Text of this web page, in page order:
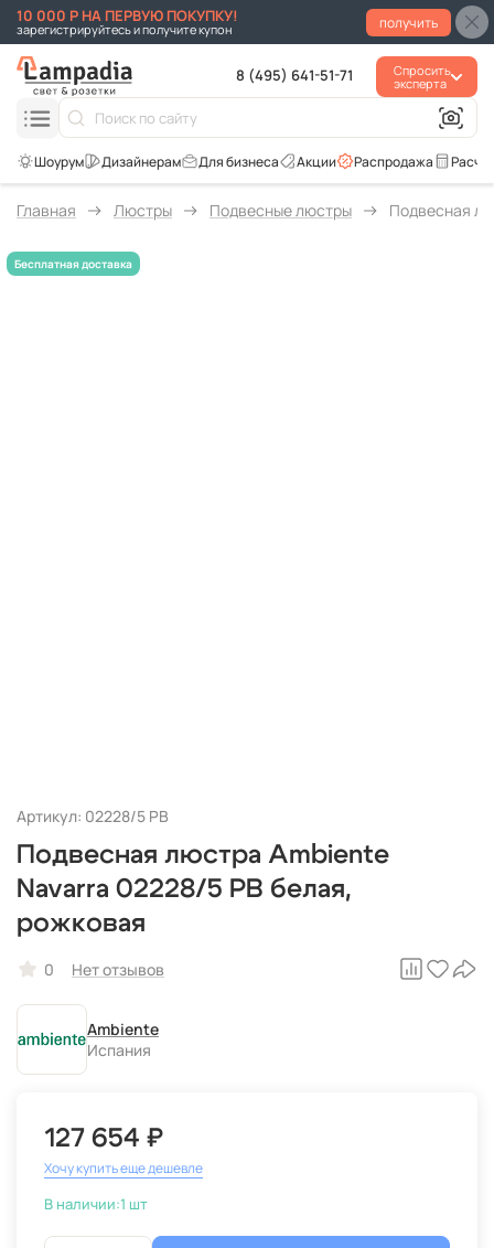
10 000 Р НА ПЕРВУЮ ПОКУПКУ!
зарегистрируйтесь и получите купон получить
8 (495) 641-51-71
Спросить
эксперта
Распродажа
Акции
Для бизнеса
Главная Люстры Подвесные люстры Подвесная
Артикул: 02228/5 PB
Подвесная люстра Ambiente
Navarra 02228/5 PB белая,
рожковая
0 Нет отзывов
Ambiente
Испания
127 654 ₽
Хочу купить еще дешевле
В наличии:1 шт